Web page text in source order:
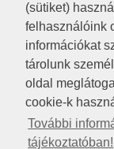
(sütiket)
felhasználóink
információkat
tárolunk
oldal
cookie-k
További
tájékoztatóban!
A HONLAP
JOGI
IMPRESSZUM
KÖZÉRDEKŰ